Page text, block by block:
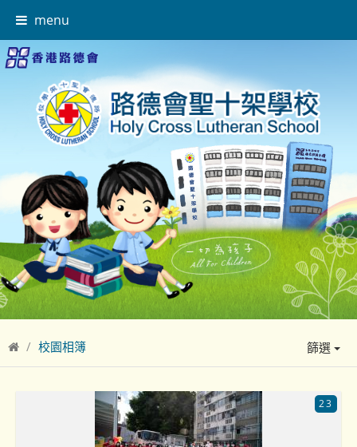
menu
校園相簿 篩選
23